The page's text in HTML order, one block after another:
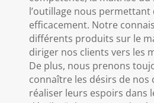
l’outillage nous
efficacement. Notre
différents produits sur le
diriger nos clients vers les
De plus, nous prenons
connaître les désirs de nos
réaliser leurs espoirs dans